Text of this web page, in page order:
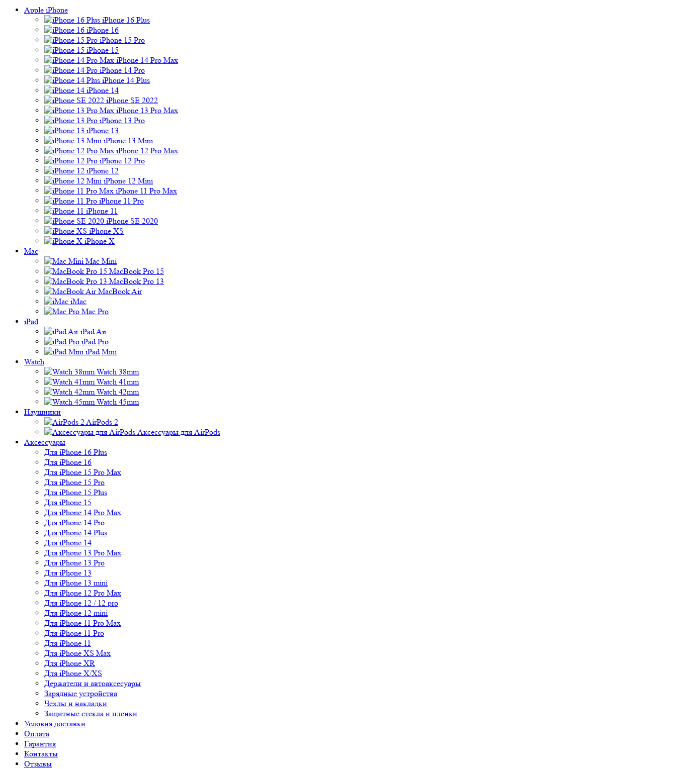
Apple iPhone
iPhone 16 Plus
iPhone 16
iPhone 15 Pro
iPhone 15
iPhone 14 Pro Max
iPhone 14 Pro
iPhone 14 Plus
iPhone 14
iPhone SE 2022
iPhone 13 Pro Max
iPhone 13 Pro
iPhone 13
iPhone 13 Mini
iPhone 12 Pro Max
iPhone 12 Pro
iPhone 12
iPhone 12 Mini
iPhone 11 Pro Max
iPhone 11 Pro
iPhone 11
iPhone SE 2020
iPhone XS
iPhone X
Mac
Mac Mini
MacBook Pro 15
MacBook Pro 13
MacBook Air
iMac
Mac Pro
iPad
iPad Air
iPad Pro
iPad Mini
Watch
Watch 38mm
Watch 41mm
Watch 42mm
Watch 45mm
Наушники
AirPods 2
Аксессуары для AirPods
Аксессуары
Для iPhone 16 Plus
Для iPhone 16
Для iPhone 15 Pro Max
Для iPhone 15 Pro
Для iPhone 15 Plus
Для iPhone 15
Для iPhone 14 Pro Max
Для iPhone 14 Pro
Для iPhone 14 Plus
Для iPhone 14
Для iPhone 13 Pro Max
Для iPhone 13 Pro
Для iPhone 13
Для iPhone 13 mini
Для iPhone 12 Pro Max
Для iPhone 12 / 12 pro
Для iPhone 12 mini
Для iPhone 11 Pro Max
Для iPhone 11 Pro
Для iPhone 11
Для iPhone XS Max
Для iPhone XR
Для iPhone X/XS
Держатели и автоаксесуары
Зарядные устройства
Чехлы и накладки
Защитные стекла и пленки
Условия доставки
Оплата
Гарантия
Контакты
Отзывы